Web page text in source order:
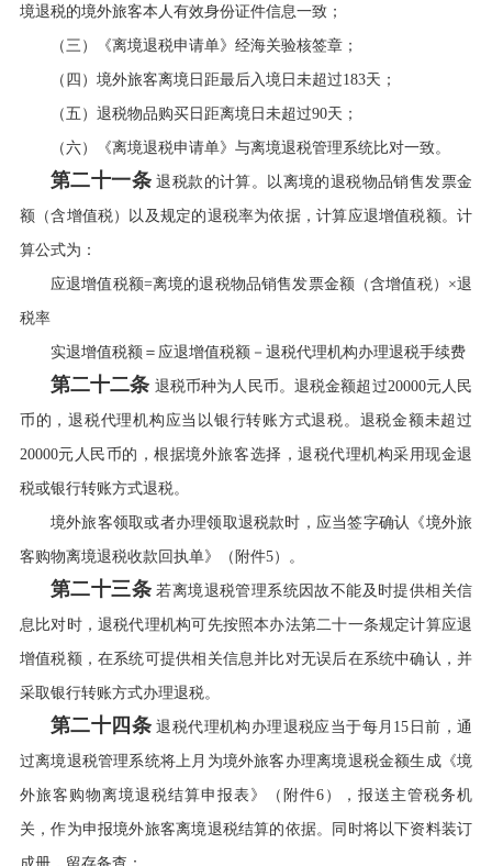
境退税的境外旅客本人有效身份证件信息一致；
（三）《离境退税申请单》经海关验核签章；
（四）境外旅客离境日距最后入境日未超过183天；
（五）退税物品购买日距离境日未超过90天；
（六）《离境退税申请单》与离境退税管理系统比对一致。
第二十一条退税款的计算。以离境的退税物品销售发票金
额（含增值税）以及规定的退税率为依据，计算应退增值税额。计
算公式为：
应退增值税额=离境的退税物品销售发票金额（含增值税）×退
税率
实退增值税额＝应退增值税额－退税代理机构办理退税手续费
第二十二条 退税币种为人民币。退税金额超过20000元人民
币的，退税代理机构应当以银行转账方式退税。退税金额未超过
20000元人民币的，根据境外旅客选择，退税代理机构采用现金退
税或银行转账方式退税。
境外旅客领取或者办理领取退税款时，应当签字确认《境外旅
客购物离境退税收款回执单》（附件5）。
第二十三条若离境退税管理系统因故不能及时提供相关信
息比对时，退税代理机构可先按照本办法第二十一条规定计算应退
增值税额，在系统可提供相关信息并比对无误后在系统中确认，并
采取银行转账方式办理退税。
第二十四条退税代理机构办理退税应当于每月15日前，通
过离境退税管理系统将上月为境外旅客办理离境退税金额生成《境
外旅客购物离境退税结算申报表》（附件6），报送主管税务机
关，作为申报境外旅客离境退税结算的依据。同时将以下资料装订